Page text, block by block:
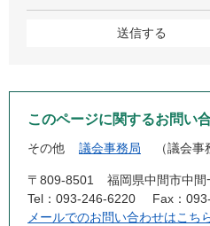
このページに関するお問い
その他 議会事務局 議会事
〒809-8501
福岡県中間市中
Tel：093-246-6220
Fax：
メールでのお問い合わせはこち